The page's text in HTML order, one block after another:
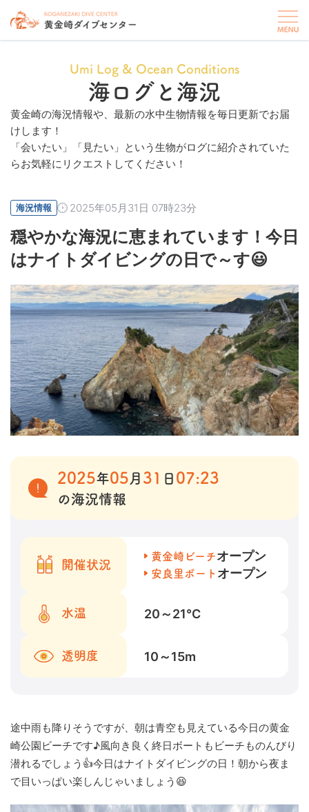
Umi Log & Ocean Conditions
海ログと海況
黄金崎の海況情報や、最新の水中生物情報を毎日更新でお届
けします！
「会いたい」「見たい」という生物がログに紹介されていた
らお気軽にリクエストしてください！
海況情報 2025年05月31日 07時23分
穏やかな海況に恵まれています！今日
はナイトダイビングの日で～す😃
2025年05 月 31 日 07:23
の海況情報
開催状況
黄金崎ビーチオープン
安良里ボート オープン
水温 20～21℃
透明度 10～15m
途中雨も降りそうですが、朝は青空も見えている今日の黄金
崎公園ビーチです♪風向き良く終日ボートもビーチものんびり
潜れるでしょう👍今日はナイトダイビングの日！朝から夜ま
で目いっぱい楽しんじゃいましょう😆